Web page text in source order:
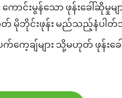
ောင်းမွန်သော ဖုန်းခေါ်ဆိုမှု
တ် မိုဘိုင်းဖုန်း မည်သည့်နံပါတ်
က်ကေ့ချ်များ သို့မဟုတ် ဖုန်